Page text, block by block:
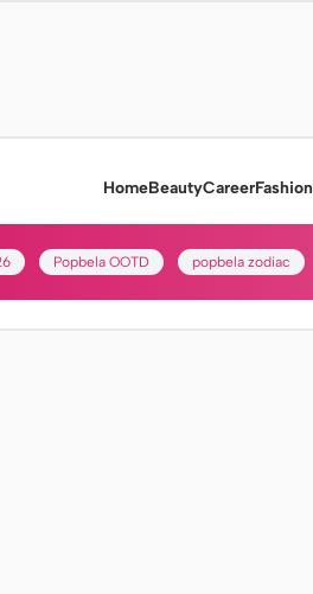
HomeBeautyCareerFashion
Popbela OOTD popbela zodiac